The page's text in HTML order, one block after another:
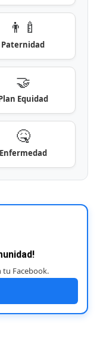
👨‍🍼
Paternidad
🤝
Equidad
🤒
Enfermedad
tu Facebook.